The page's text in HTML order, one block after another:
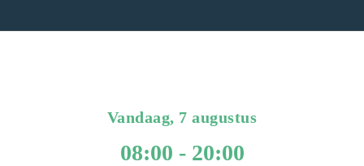
Vandaag, 7 augustus
08:00 - 20:00